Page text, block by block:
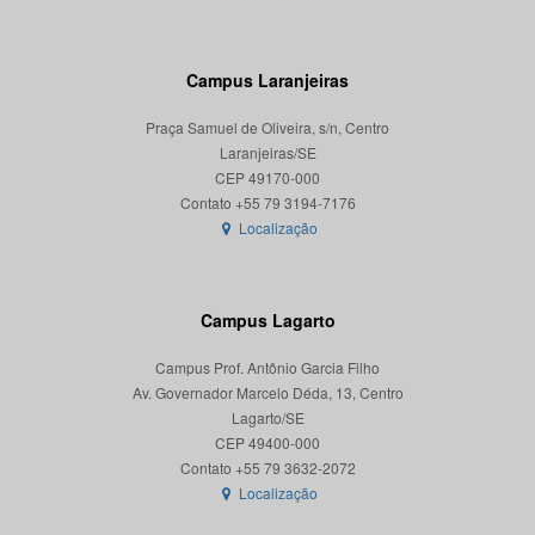
Campus Laranjeiras
Praça Samuel de Oliveira, s/n, Centro
Laranjeiras/SE
CEP 49170-000
Localização
Campus Lagarto
Campus Prof. Antônio Garcia Filho
Av. Governador Marcelo Déda, 13, Centro
Lagarto/SE
CEP 49400-000
Localização